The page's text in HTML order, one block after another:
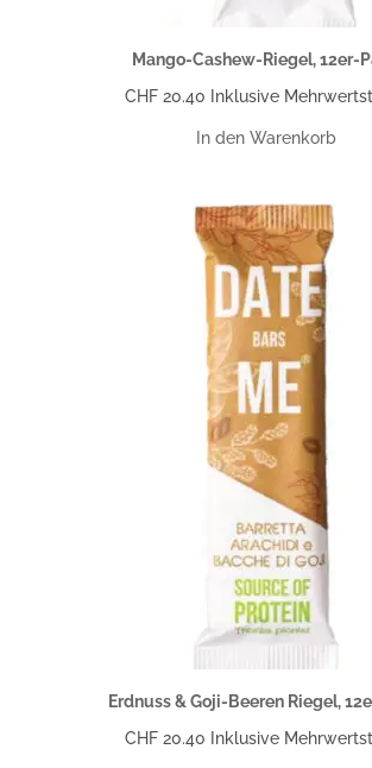
Mango-Cashew-Riegel, 12er-
CHF20.40 Inklusive
In den Warenkorb
Erdnuss & Goji-Beeren Riegel,
CHF20.40 Inklusive